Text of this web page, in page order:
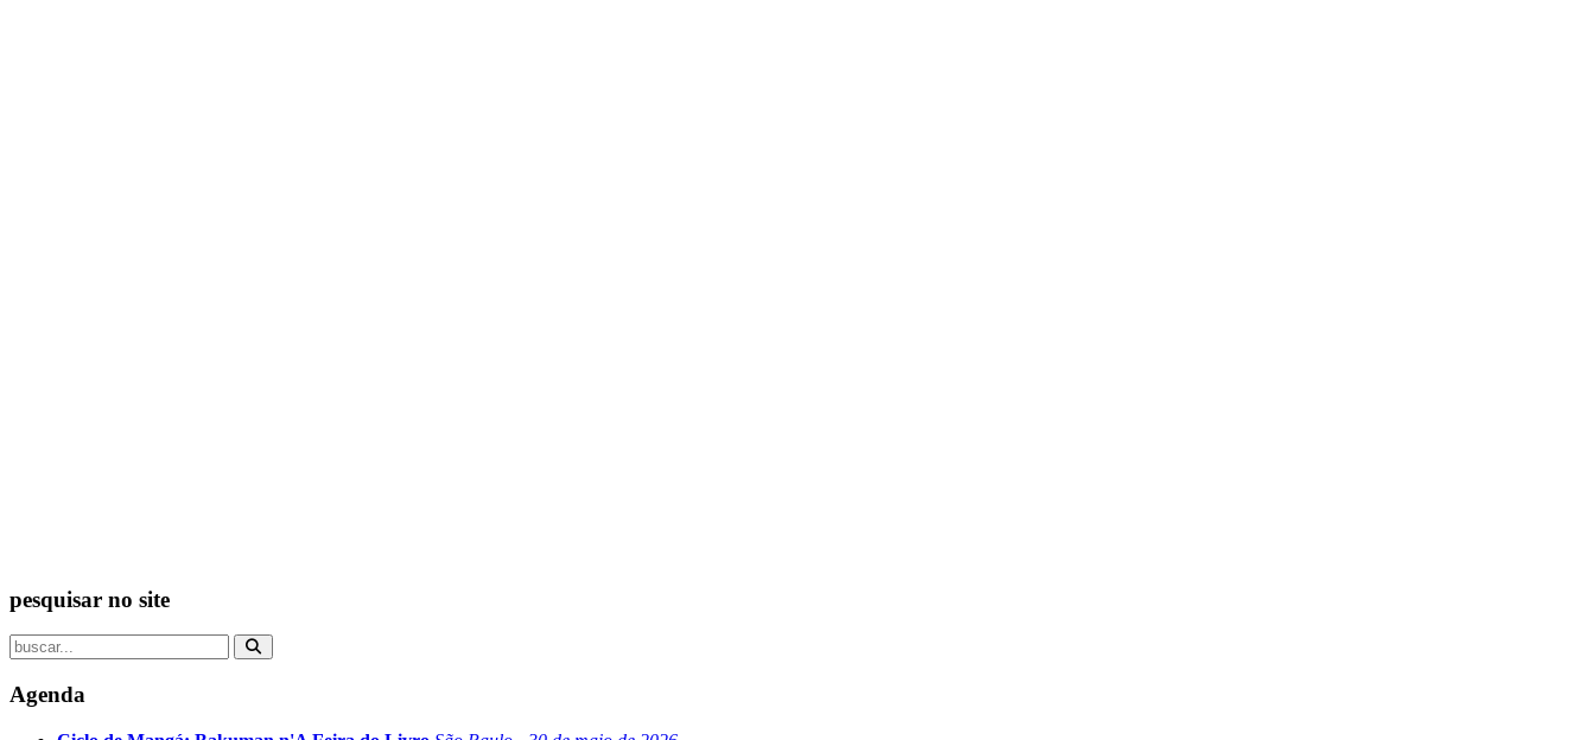
pesquisar no site
Agenda